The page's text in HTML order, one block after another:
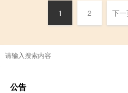
1 2 下
公告